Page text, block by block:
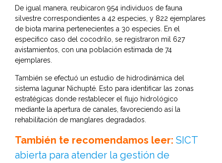
De igual manera, reubicaron 954 individuos de fauna
silvestre correspondientes a 42 especies, y 822 ejemplares
de biota marina pertenecientes a 30 especies. En el
específico caso del cocodrilo, se registraron mil 627
avistamientos, con una población estimada de 74
ejemplares.
También se efectuó un estudio de hidrodinámica del
sistema lagunar Nichupté. Esto para identificar las zonas
estratégicas donde restablecer el flujo hidrológico
mediante la apertura de canales, favoreciendo así la
rehabilitación de manglares degradados.
También te recomendamos leer: SICT
abierta para atender la gestión de